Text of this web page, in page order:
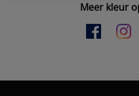
Meer kleur